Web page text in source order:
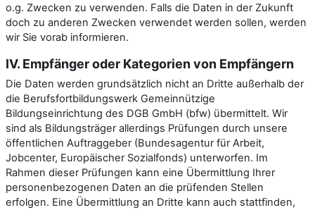
o.g. Zwecken zu verwenden. Falls die Daten in der Zukunft
doch zu anderen Zwecken verwendet werden sollen, werden
wir Sie vorab informieren.
IV. Empfänger oder Kategorien von Empfängern
Die Daten werden grundsätzlich nicht an Dritte außerhalb der
die Berufsfortbildungswerk Gemeinnützige
Bildungseinrichtung des DGB GmbH (bfw) übermittelt. Wir
sind als Bildungsträger allerdings Prüfungen durch unsere
öffentlichen Auftraggeber (Bundesagentur für Arbeit,
Jobcenter, Europäischer Sozialfonds) unterworfen. Im
Rahmen dieser Prüfungen kann eine Übermittlung Ihrer
personenbezogenen Daten an die prüfenden Stellen
erfolgen. Eine Übermittlung an Dritte kann auch stattfinden,